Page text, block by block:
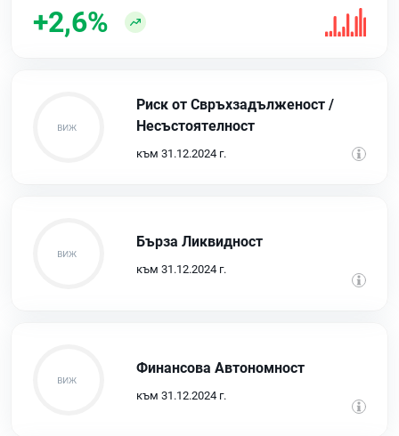
+2,6%
Риск от Свръхзадълженост /
Несъстоятелност
към 31.12.2024 г.
Бърза Ликвидност
към 31.12.2024 г.
Финансова Автономност
към 31.12.2024 г.